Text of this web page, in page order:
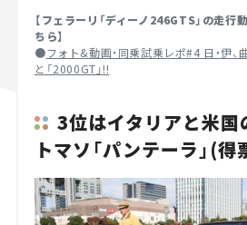
【フェラーリ「ディーノ246GTS」の走行
ちら】
●フォト&動画・同乗試乗レポ#4 日・伊、
と「2000GT」!!
3位はイタリアと米国
トマソ「パンテーラ」(